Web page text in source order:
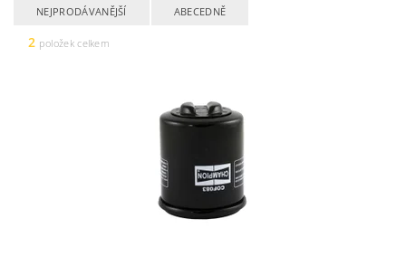
NEJPRODÁVANĚJŠÍ ABECEDNĚ
2 položek celkem